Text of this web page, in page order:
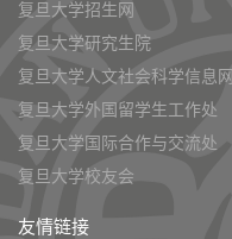
复旦大学招生网
复旦大学研究生院
复旦大学人文社会科学信息网
复旦大学外国留学生工作处
复旦大学国际合作与交流处
复旦大学校友会
友情链接